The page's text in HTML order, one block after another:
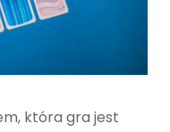
która gra jest